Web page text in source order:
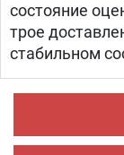
состояние
трое
стабильном